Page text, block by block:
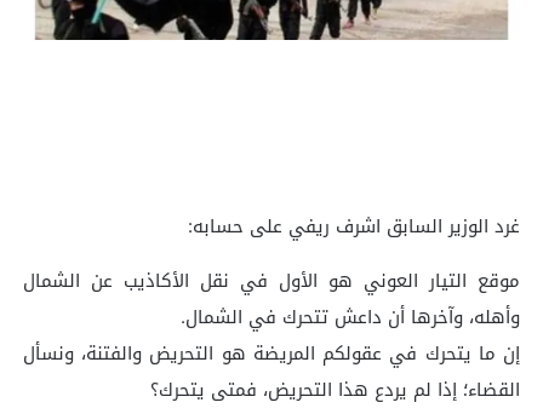
‏غرد الوزير السابق اشرف ريفي على حسابه:
موقع التيار العوني هو الأول في نقل الأكاذيب عن الشمال
وأهله، وآخرها أن داعش تتحرك في الشمال.
إن ما يتحرك في عقولكم المريضة هو التحريض والفتنة، ونسأل
القضاء؛ إذا لم يردع هذا التحريض، فمتى يتحرك؟